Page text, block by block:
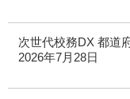
次世代校務DX 都道
2026年7月28日